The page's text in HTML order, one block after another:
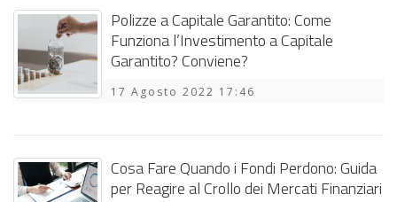
Polizze a Capitale Garantito: Come
Funziona l’Investimento a Capitale
Garantito? Conviene?
17 Agosto 2022 17:46
Cosa Fare Quando i Fondi Perdono: Guida
per Reagire al Crollo dei Mercati Finanziari